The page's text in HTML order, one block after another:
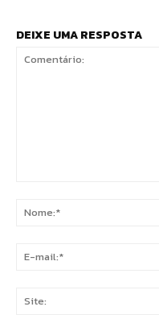
DEIXE UMA RESPOSTA